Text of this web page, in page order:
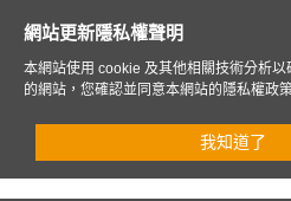
網站更新隱私權聲明
本網站使用 cookie 及其他相關技術分析
的網站，您確認並同意本網站的隱私權政
我知道了